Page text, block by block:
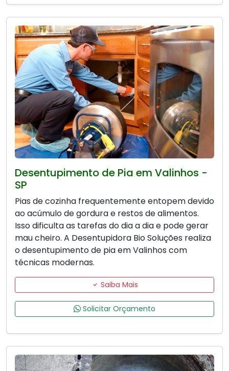
Desentupimento de Pia em Valinhos -
SP
Pias de cozinha frequentemente entopem devido
ao acúmulo de gordura e restos de alimentos.
Isso dificulta as tarefas do dia a dia e pode gerar
mau cheiro. A Desentupidora Bio Soluções realiza
o desentupimento de pia em Valinhos com
técnicas modernas.
Saiba Mais
Solicitar Orçamento